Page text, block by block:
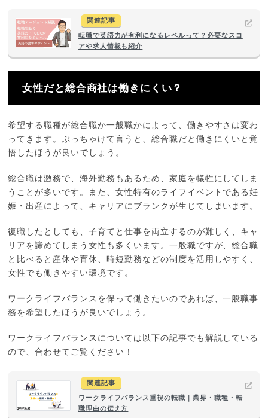
関連記事
転職で英語力が有利になるレベルって？必要なスコ
アや求人情報も紹介
女性だと総合商社は働きにくい？
希望する職種が総合職か一般職かによって、働きやすさは変わ
ってきます。ぶっちゃけて言うと、総合職だと働きにくいと覚
悟したほうが良いでしょう。
総合職は激務で、海外勤務もあるため、家庭を犠牲にしてしま
うことが多いです。また、女性特有のライフイベントである妊
娠・出産によって、キャリアにブランクが生じてしまいます。
復職したとしても、子育てと仕事を両立するのが難しく、キャ
リアを諦めてしまう女性も多くいます。一般職ですが、総合職
と比べると産休や育休、時短勤務などの制度を活用しやすく、
女性でも働きやすい環境です。
ワークライフバランスを保って働きたいのであれば、一般職事
務を希望したほうが良いでしょう。
ワークライフバランスについては以下の記事でも解説している
ので、合わせてご覧ください！
関連記事
ワークライフバランス重視の転職｜業界・職種・転
職理由の伝え方